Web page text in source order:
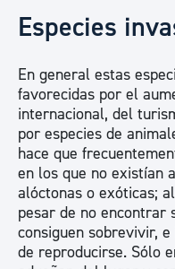
Especies
En general estas
favorecidas por el
internacional, del
por especies de
hace que
en los que no existían
alóctonas o exóticas;
pesar de no encontrar
consiguen sobrevivir,
de reproducirse. Sólo